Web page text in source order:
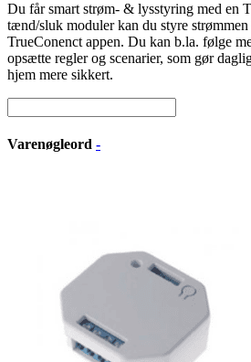
Du får smart strøm- & lysstyring med en
tænd/sluk moduler kan du styre
TrueConenct appen. Du kan b.la. følge
opsætte regler og scenarier, som gør
hjem mere sikkert.
Varenøgleord -